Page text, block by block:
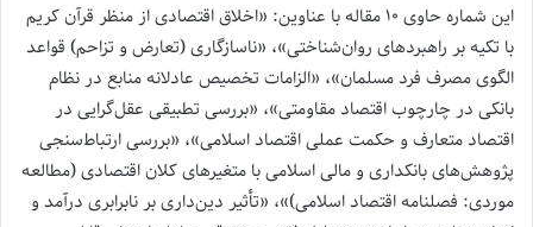
این شماره حاوی ۱۰ مقاله با عناوین: «اخلاق اقتصادی از منظر قرآن کریم
با تکیه بر راهبرد‌های روان‌شناختی»، «ناسازگاری (تعارض و تزاحم) قواعد
الگوی مصرف فرد مسلمان»، «الزامات تخصیص عادلانه منابع در نظام
بانکی در چارچوب اقتصاد مقاومتی»، «بررسی تطبیقی عقل‌گرایی در
اقتصاد متعارف و حکمت عملی اقتصاد اسلامی»، «بررسی ارتباط‌سنجی
پژو‌هش‌های بانکداری و مالی اسلامی با متغیرهای کلان اقتصادی (مطالعه
موردی: فصلنامه اقتصاد اسلامی)»، «تأثیر دین‌داری بر نابرابری درآمد و